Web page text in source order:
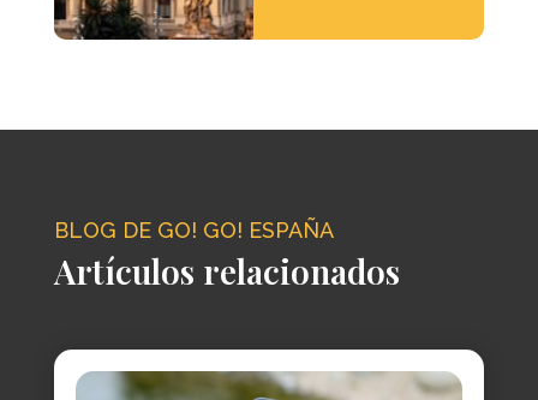
BLOG DE GO! GO! ESPAÑA
Artículos relacionados